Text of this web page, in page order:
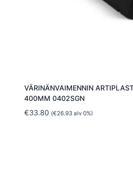
VÄRINÄNVAIMENNIN
400MM 0402SGN
€33.80 (€26.93alv 0%)